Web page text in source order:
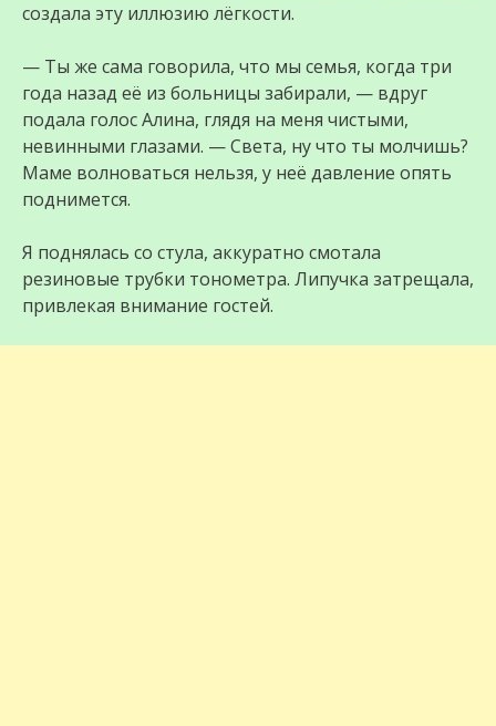
создала эту иллюзию лёгкости.
— Ты же сама говорила, что мы семья, когда три
года назад её из больницы забирали, — вдруг
подала голос Алина, глядя на меня чистыми,
невинными глазами. — Света, ну что ты молчишь?
Маме волноваться нельзя, у неё давление опять
поднимется.
Я поднялась со стула, аккуратно смотала
резиновые трубки тонометра. Липучка затрещала,
привлекая внимание гостей.